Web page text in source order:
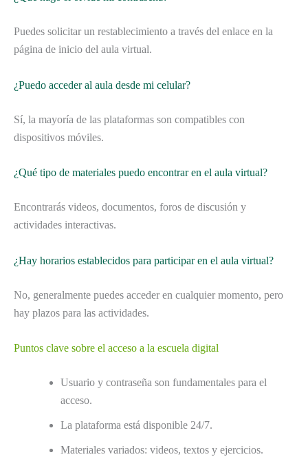
Puedes solicitar un restablecimiento a través del enlace en la
página de inicio del aula virtual.
¿Puedo acceder al aula desde mi celular?
Sí, la mayoría de las plataformas son compatibles con
dispositivos móviles.
¿Qué tipo de materiales puedo encontrar en el aula virtual?
Encontrarás videos, documentos, foros de discusión y
actividades interactivas.
¿Hay horarios establecidos para participar en el aula virtual?
No, generalmente puedes acceder en cualquier momento, pero
hay plazos para las actividades.
Puntos clave sobre el acceso a la escuela digital
Usuario y contraseña son fundamentales para el
acceso.
La plataforma está disponible 24/7.
Materiales variados: videos, textos y ejercicios.